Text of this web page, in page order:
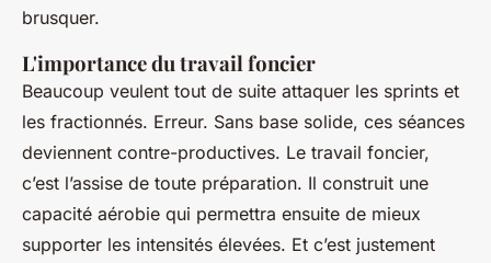
brusquer.
L'importance du travail foncier
Beaucoup veulent tout de suite attaquer les sprints et
les fractionnés. Erreur. Sans base solide, ces séances
deviennent contre-productives. Le travail foncier,
c’est l’assise de toute préparation. Il construit une
capacité aérobie qui permettra ensuite de mieux
supporter les intensités élevées. Et c’est justement